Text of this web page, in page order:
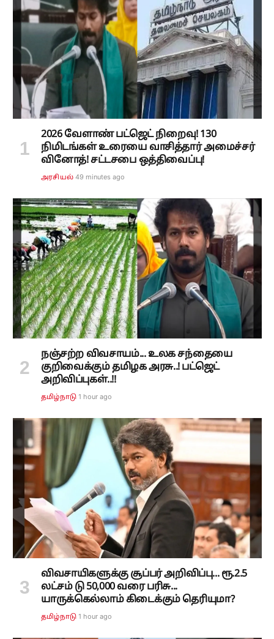
2026 வேளாண் பட்ஜெட் நிறைவு! 130
நிமிடங்கள் உரையை வாசித்தார் அமைச்சர்
வினோத்! சட்டசபை ஒத்திவைப்பு!
அரசியல் 49 minutes ago
நஞ்சற்ற விவசாயம்... உலக சந்தையை
குறிவைக்கும் தமிழக அரசு..! பட்ஜெட்
அறிவிப்புகள்..!!
தமிழ்நாடு 1 hour ago
விவசாயிகளுக்கு சூப்பர் அறிவிப்பு... ரூ.2.5
லட்சம் டு 50,000 வரை பரிசு...
யாருக்கெல்லாம் கிடைக்கும் தெரியுமா?
தமிழ்நாடு 1 hour ago